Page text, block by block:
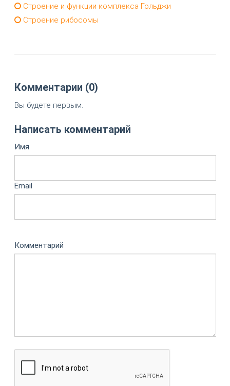
Строение и функции комплекса Гольджи
Строение рибосомы
Комментарии (0)
Вы будете первым.
Написать комментарий
Имя
Email
Комментарий